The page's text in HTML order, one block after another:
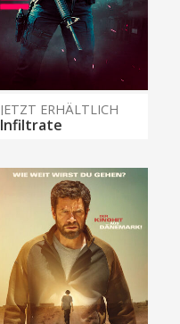
JETZT ERHÄLTLICH
Infiltrate